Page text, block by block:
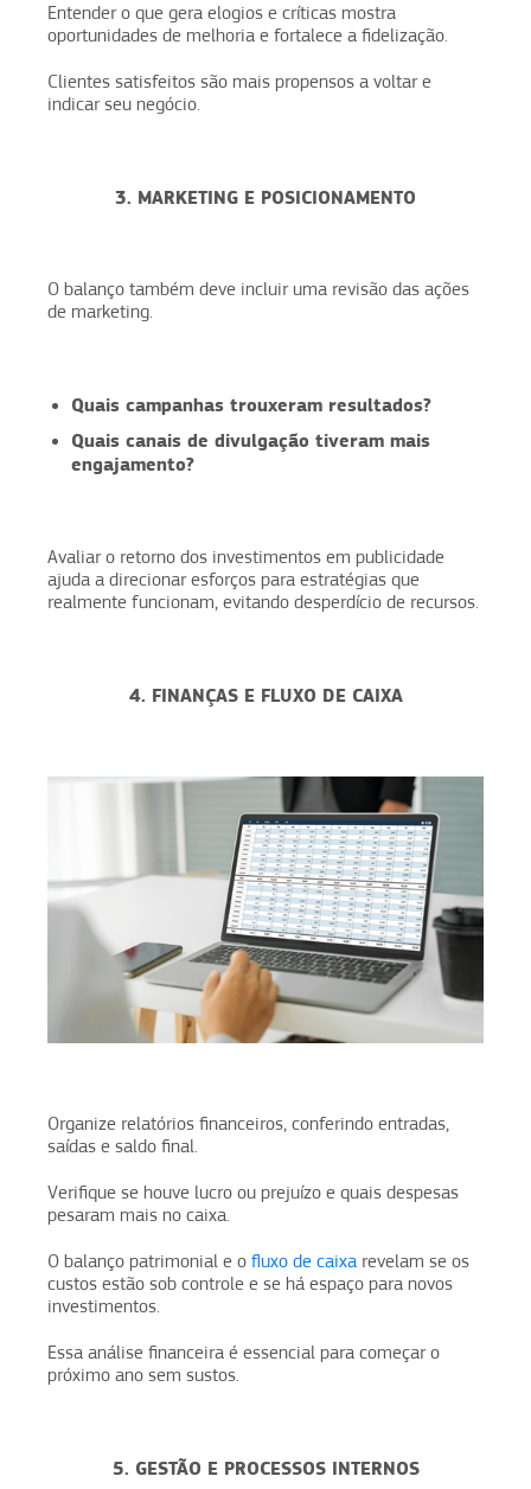
Entender o que gera elogios e críticas mostra
oportunidades de melhoria e fortalece a fidelização.
Clientes satisfeitos são mais propensos a voltar e
indicar seu negócio.
3. MARKETING E POSICIONAMENTO
O balanço também deve incluir uma revisão das ações
de marketing.
Quais campanhas trouxeram resultados?
Quais canais de divulgação tiveram mais
engajamento?
Avaliar o retorno dos investimentos em publicidade
ajuda a direcionar esforços para estratégias que
realmente funcionam, evitando desperdício de recursos.
4. FINANÇAS E FLUXO DE CAIXA
Organize relatórios financeiros, conferindo entradas,
saídas e saldo final.
Verifique se houve lucro ou prejuízo e quais despesas
pesaram mais no caixa.
O balanço patrimonial e o fluxo de caixa revelam se os
custos estão sob controle e se há espaço para novos
investimentos.
Essa análise financeira é essencial para começar o
próximo ano sem sustos.
5. GESTÃO E PROCESSOS INTERNOS